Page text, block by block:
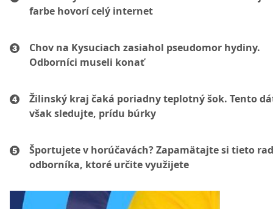
farbe hovorí celý internet
Chov na Kysuciach zasiahol pseudomor hydiny.
Odborníci museli konať
Žilinský kraj čaká poriadny teplotný šok. Tento
však sledujte, prídu búrky
Športujete v horúčavách? Zapamätajte si tieto
odborníka, ktoré určite využijete